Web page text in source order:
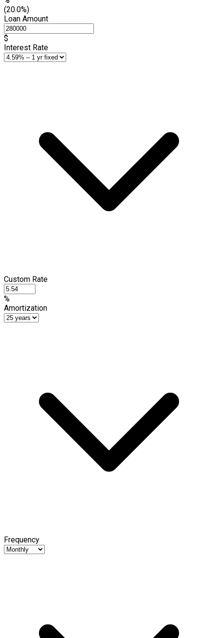
(20.0%)
Loan Amount
$
Interest Rate
Custom Rate
%
Amortization
Frequency